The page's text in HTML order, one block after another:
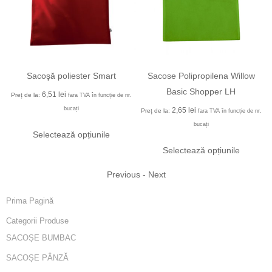
Sacoşă poliester Smart
Preț de la: 6,51 lei fara TVA în funcție de nr.
bucați
Selectează opțiunile
Sacose Polipropilena Willow
Basic Shopper LH
Preț de la: 2,65 lei fara TVA în funcție de nr.
bucați
Selectează opțiunile
Previous- Next
Prima Pagină
Categorii Produse
SACOȘE BUMBAC
SACOȘE PÂNZĂ